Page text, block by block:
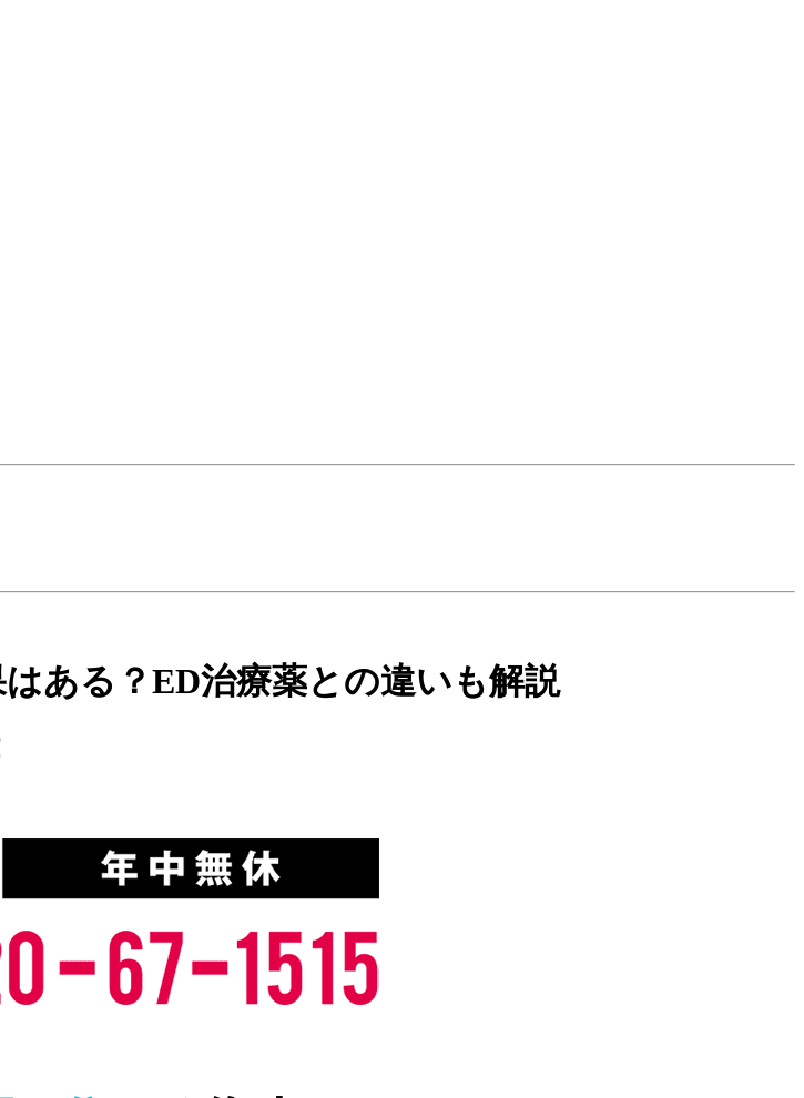
ある？ED治療薬との違いも解説